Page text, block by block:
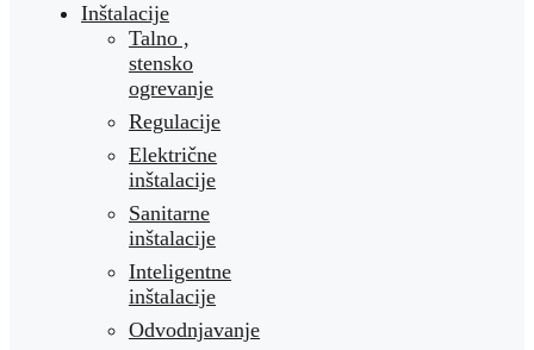
Inštalacije
Talno ,
stensko
ogrevanje
Regulacije
Električne
inštalacije
Sanitarne
inštalacije
Inteligentne
inštalacije
Odvodnjavanje